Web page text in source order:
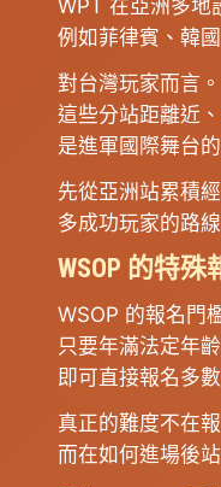
WPT 在亞洲多地
例如菲律賓、韓
對台灣玩家而言。
這些分站距離近
是進軍國際舞台
先從亞洲站累積
多成功玩家的路線
WSOP 的特殊
WSOP 的報名門
只要年滿法定年齡
即可直接報名多
真正的難度不在報
而在如何進場後